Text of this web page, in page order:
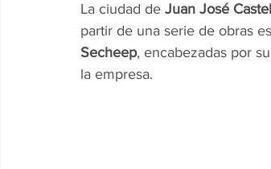
La ciudad de Juan José
partir de una serie de obras
Secheep, encabezadas por
la empresa.